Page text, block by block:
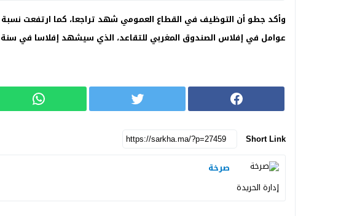
وأكد جطو أن التوظيف في القطاع العمومي شهد تراجعا، كما ارتفعت
عوامل في إفلاس الصندوق المغربي للتقاعد، الذي سيشهد إفلاسا في سنة 2028، حسب جطو.
Short Link
صرخة
إدارة الحريدة